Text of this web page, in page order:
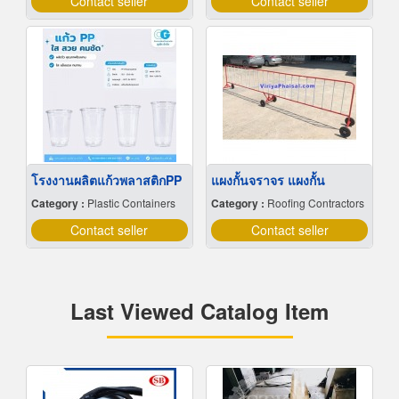
โรงงานผลิตแก้วพลาสติกPP
Category : Plastic Containers
Contact seller
แผงกั้นจราจร แผงกั้น
Category : Roofing Contractors
Contact seller
Last Viewed Catalog Item